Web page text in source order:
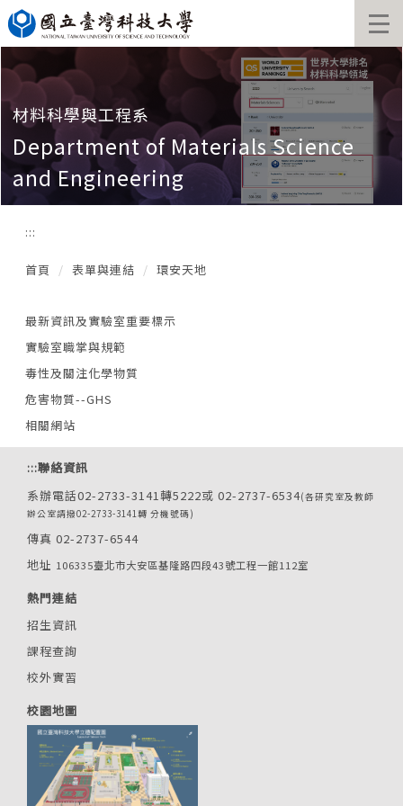
跳
到
主
要
內
容
區
材料科學與工程系
Department of Materials Science
and Engineering
:::
首頁 表單與連結 環安天地
最新資訊及實驗室重要標示
實驗室職掌與規範
毒性及關注化學物質
危害物質--GHS
相關網站
:::聯絡資訊
系辦電話02-2733-3141轉5222或 02-2737-6534(各研究室及教師
辦公室請撥02-2733-3141轉 分機號碼)
傳真 02-2737-6544
地址 106335臺北市大安區基隆路四段43號工程一館112室
熱門連結
招生資訊
課程查詢
校外實習
校園地圖